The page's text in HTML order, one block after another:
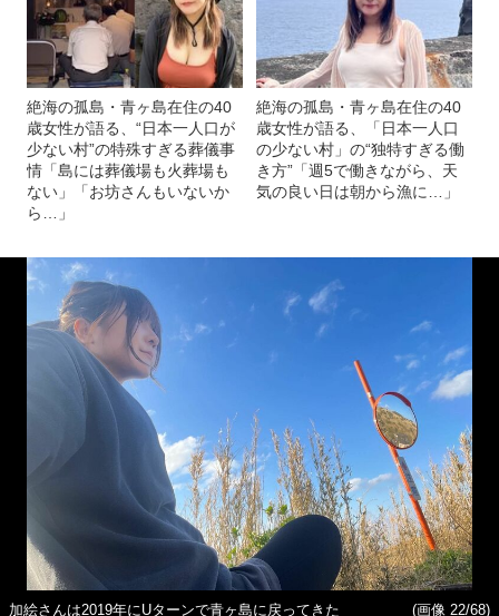
絶海の孤島・青ヶ島在住の40
歳女性が語る、“日本一人口が
少ない村”の特殊すぎる葬儀事
情「島には葬儀場も火葬場も
ない」「お坊さんもいないか
ら…」
絶海の孤島・青ヶ島在住の40
歳女性が語る、「日本一人口
の少ない村」の“独特すぎる働
き方”「週5で働きながら、天
気の良い日は朝から漁に…」
加絵さんは2019年にUターンで青ヶ島に戻ってきた (画像 22/68)